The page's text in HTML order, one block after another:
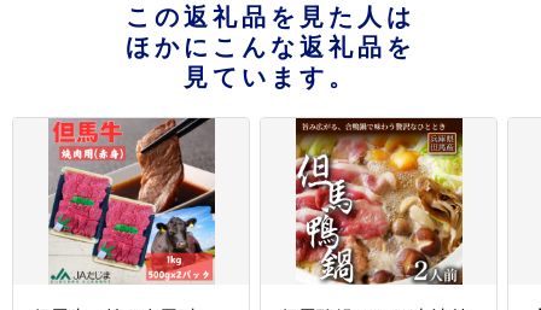
この返礼品を見た人は
ほかにこんな返礼品を
見ています。